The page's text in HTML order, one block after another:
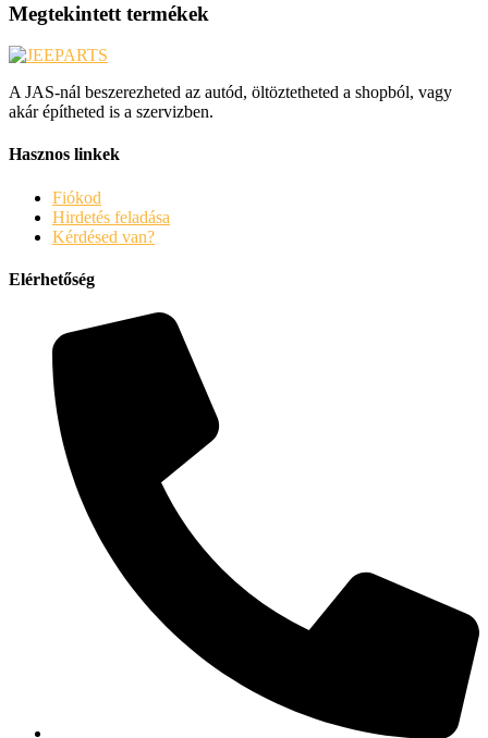
Megtekintett termékek
A JAS-nál beszerezheted az autód, öltöztetheted a shopból, vagy
akár építheted is a szervizben.
Hasznos linkek
Fiókod
Hirdetés feladása
Kérdésed van?
Elérhetőség